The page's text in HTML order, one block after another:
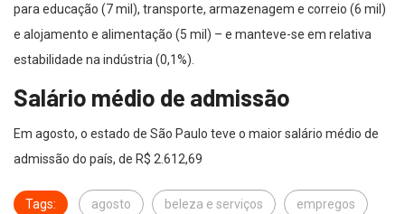
para educação (7 mil), transporte, armazenagem e correio (6 mil)
e alojamento e alimentação (5 mil) – e manteve-se em relativa
estabilidade na indústria (0,1%).
Salário médio de admissão
Em agosto, o estado de São Paulo teve o maior salário médio de
admissão do país, de R$ 2.612,69
Tags: agosto beleza e serviços empregos